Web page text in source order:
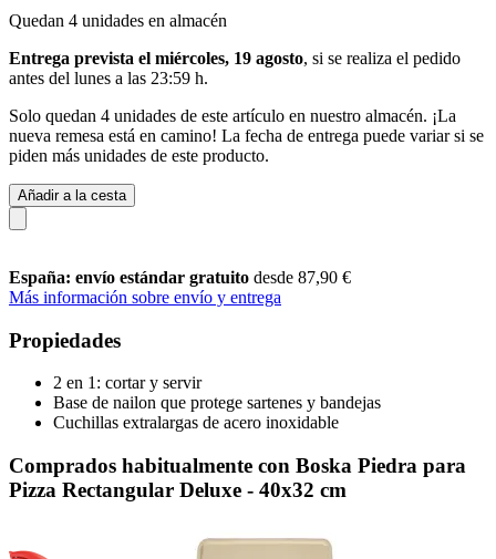
Quedan 4 unidades en almacén
Entrega prevista el miércoles, 19 agosto, si se realiza el pedido
antes del lunes a las 23:59 h.
Solo quedan 4 unidades de este artículo en nuestro almacén. ¡La
nueva remesa está en camino! La fecha de entrega puede variar si se
piden más unidades de este producto.
Añadir a la cesta
España: envío estándar gratuito desde 87,90 €
Más información sobre envío y entrega
Propiedades
2 en 1: cortar y servir
Base de nailon que protege sartenes y bandejas
Cuchillas extralargas de acero inoxidable
Comprados habitualmente con Boska Piedra para
Pizza Rectangular Deluxe - 40x32 cm